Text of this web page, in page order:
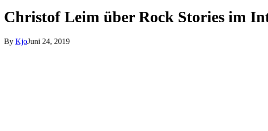
Christof Leim über Rock Stories im
By KjoJuni 24, 2019